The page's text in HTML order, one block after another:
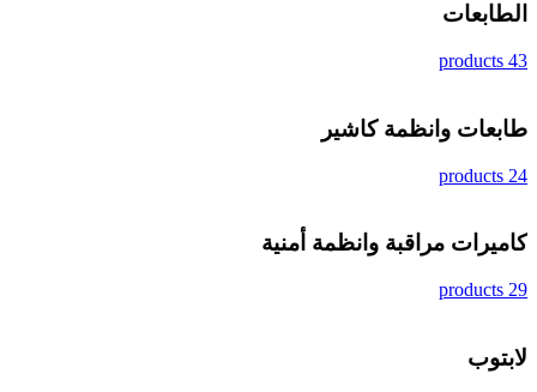
الطابعات
43 products
طابعات وانظمة كاشير
24 products
كاميرات مراقبة وانظمة أمنية
29 products
لابتوب